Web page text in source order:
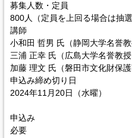
募集人数・定員
800人（定員を上回る場合は抽選
講師
小和田 哲男 氏（静岡大学名誉教
三浦 正幸 氏（広島大学名誉教授
加藤 理文 氏（磐田市文化財保
申込み締め切り日
2024年11月20日（水曜）
申込み
必要